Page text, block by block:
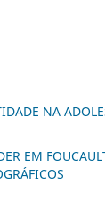
NA
EM